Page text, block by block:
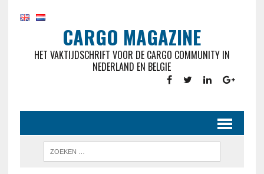
CARGO MAGAZINE
HET VAKTIJDSCHRIFT VOOR DE CARGO COMMUNITY IN
NEDERLAND EN BELGIE